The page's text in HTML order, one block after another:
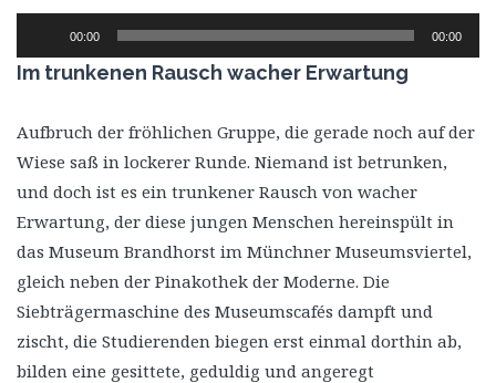
Player
00:00 00:00
Im trunkenen Rausch wacher Erwartung
Aufbruch der fröhlichen Gruppe, die gerade noch auf der
Wiese saß in lockerer Runde. Niemand ist betrunken,
und doch ist es ein trunkener Rausch von wacher
Erwartung, der diese jungen Menschen hereinspült in
das Museum Brandhorst im Münchner Museumsviertel,
gleich neben der Pinakothek der Moderne. Die
Siebträgermaschine des Museumscafés dampft und
zischt, die Studierenden biegen erst einmal dorthin ab,
bilden eine gesittete, geduldig und angeregt